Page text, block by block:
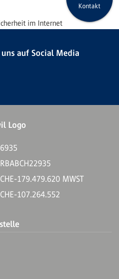
im Internet
Kontakt
auf Social Media
6935
RBABCH22935
CHE-179.479.620 MWST
CHE-107.264.552